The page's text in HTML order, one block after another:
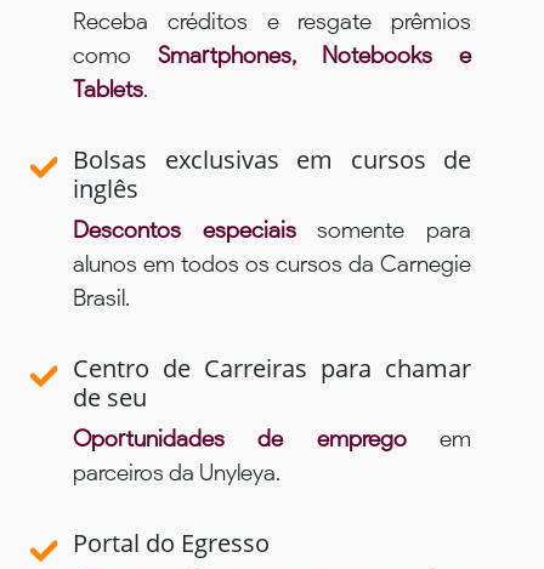
Receba créditos e resgate prêmios
como Smartphones, Notebooks e
Tablets.
Bolsas exclusivas em cursos de
inglês
Descontos especiaissomente para
alunos em todos os cursos da Carnegie
Brasil.
Centro de Carreiras para chamar
de seu
Oportunidades de empregoem
parceiros da Unyleya.
Portal do Egresso